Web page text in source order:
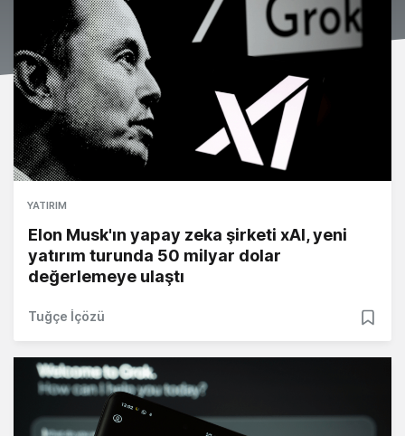
YATIRIM
Elon Musk'ın yapay zeka şirketi xAI, yeni
yatırım turunda 50 milyar dolar
değerlemeye ulaştı
Tuğçe İçözü